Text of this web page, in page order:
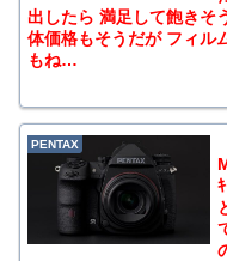
出したら 満足して飽き
体価格もそうだが フィル
もね…
PENTAX